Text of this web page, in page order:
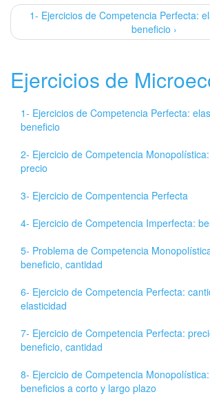
1- Ejercicios de Competencia Perfecta:
beneficio ›
Ejercicios de
1- Ejercicios de Competencia Perfecta:
beneficio
2- Ejercicio de Competencia
precio
3- Ejercicio de Compentencia Perfecta
4- Ejercicio de Competencia Imperfecta:
5- Problema de Competencia
beneficio, cantidad
6- Ejercicio de Competencia Perfecta:
elasticidad
7- Ejercicio de Competencia Perfecta:
beneficio, cantidad
8- Ejercicio de Competencia
beneficios a corto y largo plazo